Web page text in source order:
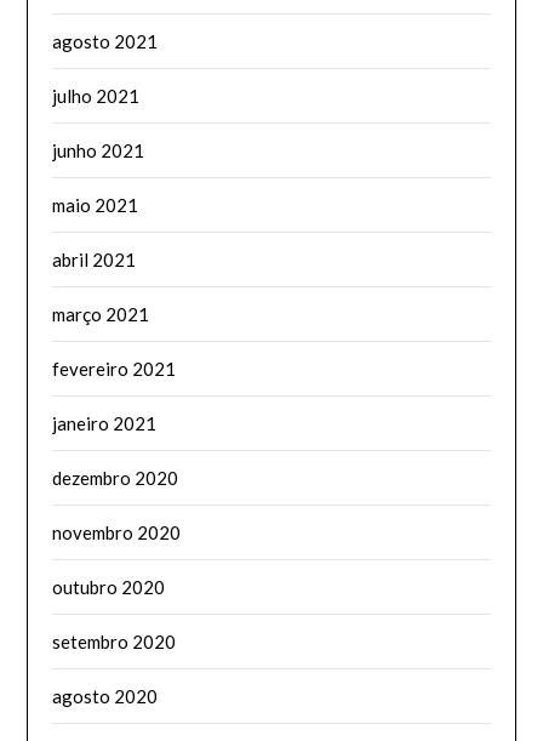
agosto 2021
julho 2021
junho 2021
maio 2021
abril 2021
março 2021
fevereiro 2021
janeiro 2021
dezembro 2020
novembro 2020
outubro 2020
setembro 2020
agosto 2020